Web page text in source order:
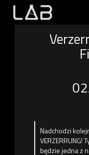
Nadchodzi
VERZERRUNG!
będzie jedna z